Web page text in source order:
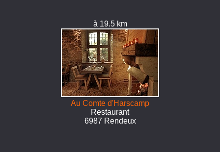
à 19.5 km
Au Comte d'Harscamp
Restaurant
6987 Rendeux